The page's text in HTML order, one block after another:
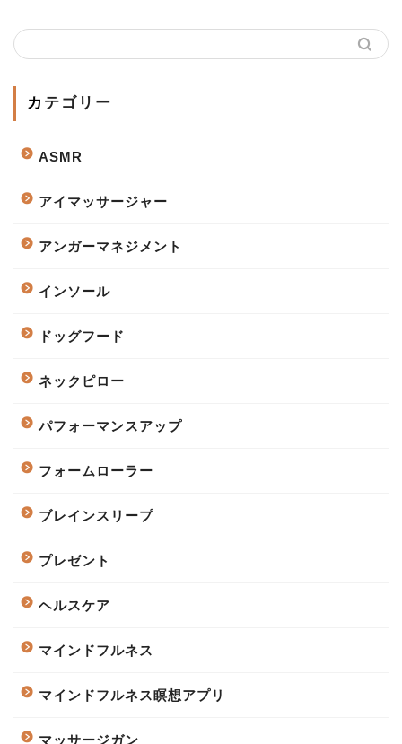
カテゴリー
ASMR
アイマッサージャー
アンガーマネジメント
インソール
ドッグフード
ネックピロー
パフォーマンスアップ
フォームローラー
ブレインスリープ
プレゼント
ヘルスケア
マインドフルネス
マインドフルネス瞑想アプリ
マッサージガン